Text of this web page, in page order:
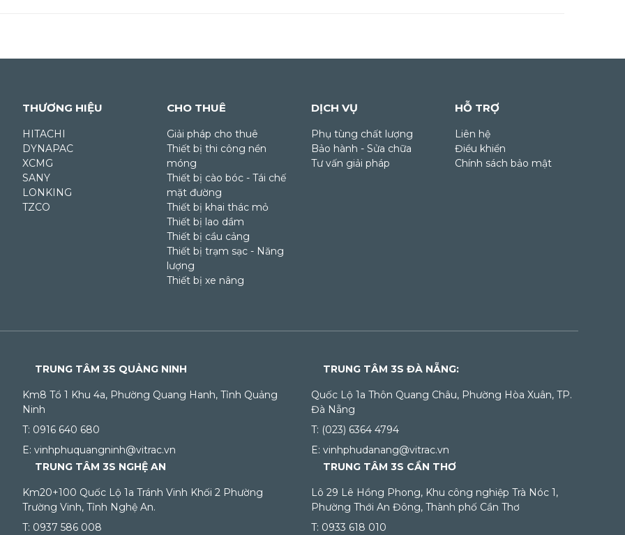
THƯƠNG HIỆU
HITACHI
DYNAPAC
XCMG
SANY
LONKING
TZCO
CHO THUÊ
Giải pháp cho thuê
Thiết bị thi công nền
móng
Thiết bị cào bóc - Tái chế
mặt đường
Thiết bị khai thác mỏ
Thiết bị lao dầm
Thiết bị cầu cảng
Thiết bị trạm sạc - Năng
lượng
Thiết bị xe nâng
DỊCH VỤ
Phụ tùng chất lượng
Bảo hành - Sửa chữa
Tư vấn giải pháp
HỖ TRỢ
Liên hệ
Điều khiển
Chính sách bảo mật
TRUNG TÂM 3S QUẢNG NINH
Km8 Tổ 1 Khu 4a, Phường Quang Hanh, Tỉnh Quảng
Ninh
T: 0916 640 680
E: vinhphuquangninh@vitrac.vn
TRUNG TÂM 3S ĐÀ NẴNG:
Quốc Lộ 1a Thôn Quang Châu, Phường Hòa Xuân, TP.
Đà Nẵng
T: (023) 6364 4794
E: vinhphudanang@vitrac.vn
TRUNG TÂM 3S NGHỆ AN
Km20+100 Quốc Lộ 1a Tránh Vinh Khối 2 Phường
Trường Vinh, Tỉnh Nghệ An.
T: 0937 586 008
TRUNG TÂM 3S CẦN THƠ
Lô 29 Lê Hồng Phong, Khu công nghiệp Trà Nóc 1,
Phường Thới An Đông, Thành phố Cần Thơ
T: 0933 618 010